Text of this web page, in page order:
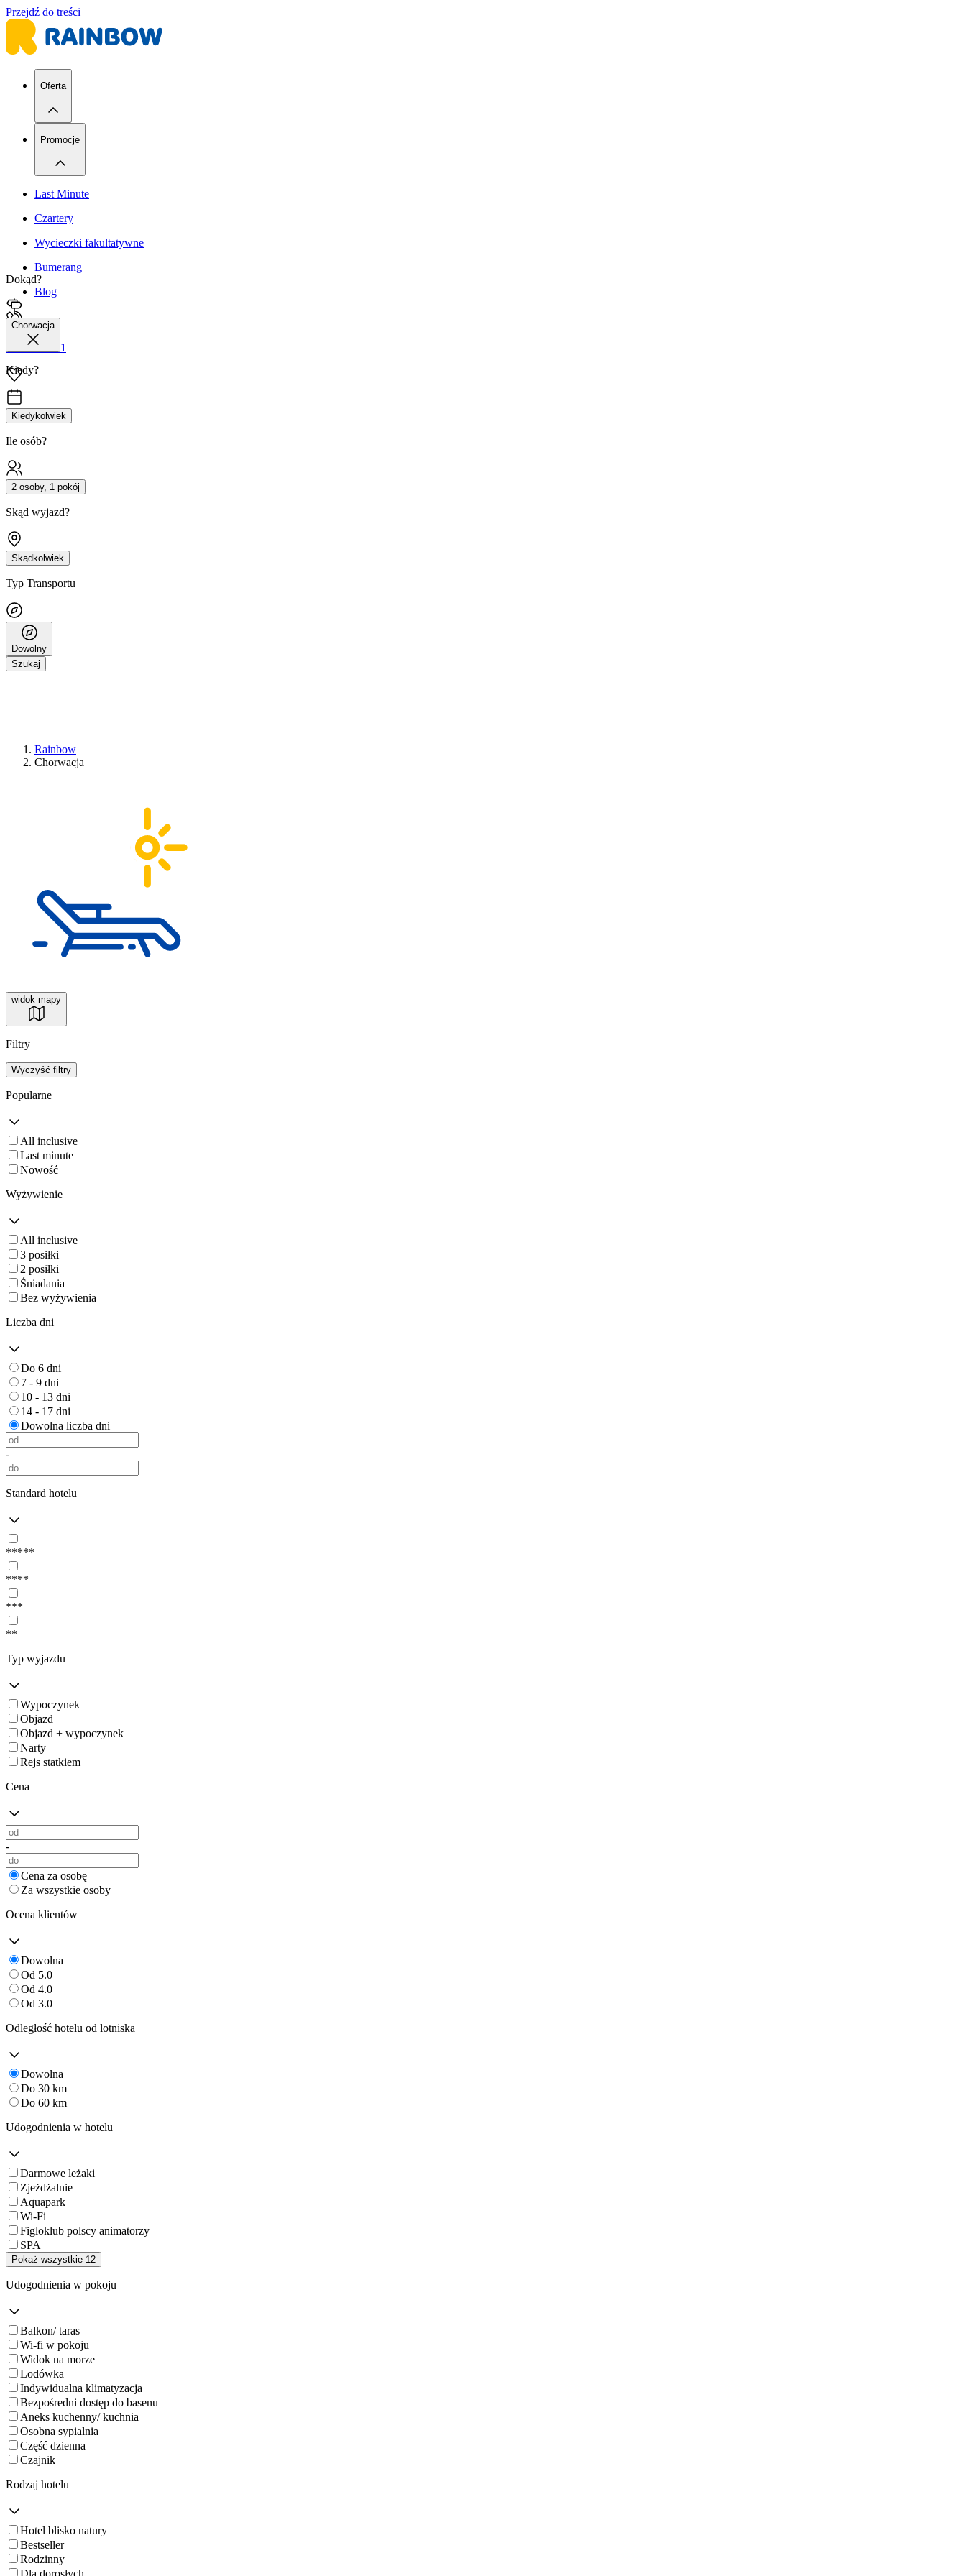
Przejdź do treści
Oferta
Promocje
Last Minute
Czartery
Wycieczki fakultatywne
Bumerang
Blog
42 680 38 51
Dokąd?
Chorwacja
Kiedy?
Kiedykolwiek
Ile osób?
2 osoby, 1 pokój
Skąd wyjazd?
Skądkolwiek
Typ Transportu
Dowolny
Szukaj
Rainbow
Chorwacja
widok mapy
Filtry
Wyczyść filtry
Popularne
All inclusive
Last minute
Nowość
Wyżywienie
All inclusive
3 posiłki
2 posiłki
Śniadania
Bez wyżywienia
Liczba dni
Do 6 dni
7 - 9 dni
10 - 13 dni
14 - 17 dni
Dowolna liczba dni
-
Standard hotelu
*****
****
***
**
Typ wyjazdu
Wypoczynek
Objazd
Objazd + wypoczynek
Narty
Rejs statkiem
Cena
-
Cena za osobę
Za wszystkie osoby
Ocena klientów
Dowolna
Od 5.0
Od 4.0
Od 3.0
Odległość hotelu od lotniska
Dowolna
Do 30 km
Do 60 km
Udogodnienia w hotelu
Darmowe leżaki
Zjeżdżalnie
Aquapark
Wi-Fi
Figloklub polscy animatorzy
SPA
Pokaż wszystkie 12
Udogodnienia w pokoju
Balkon/ taras
Wi-fi w pokoju
Widok na morze
Lodówka
Indywidualna klimatyzacja
Bezpośredni dostęp do basenu
Aneks kuchenny/ kuchnia
Osobna sypialnia
Część dzienna
Czajnik
Rodzaj hotelu
Hotel blisko natury
Bestseller
Rodzinny